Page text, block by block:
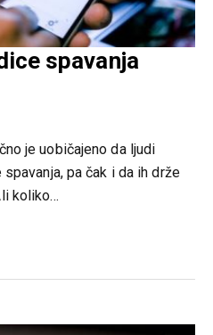
spavanja
je uobičajeno da ljudi
pa čak i da ih drže
koliko…